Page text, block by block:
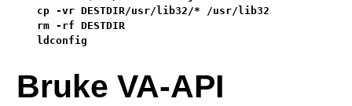
cp -vr DESTDIR/usr/lib32/* /usr/lib32
rm -rf DESTDIR
ldconfig
Bruke VA-API